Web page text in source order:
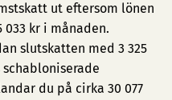
ut eftersom lönen
kr i månaden.
slutskatten med 3 325
du på cirka 30 077